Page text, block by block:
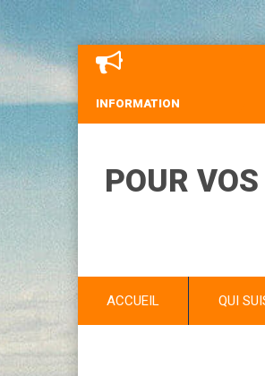
INFORMATION
POUR VOS
ACCUEIL QUI